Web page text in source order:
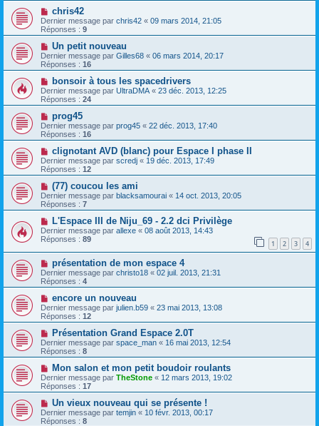
chris42
Dernier message par chris42 « 09 mars 2014, 21:05
Réponses : 9
Un petit nouveau
Dernier message par Gilles68 « 06 mars 2014, 20:17
Réponses : 16
bonsoir à tous les spacedrivers
Dernier message par UltraDMA « 23 déc. 2013, 12:25
Réponses : 24
prog45
Dernier message par prog45 « 22 déc. 2013, 17:40
Réponses : 16
clignotant AVD (blanc) pour Espace I phase II
Dernier message par scredj « 19 déc. 2013, 17:49
Réponses : 12
(77) coucou les ami
Dernier message par blacksamourai « 14 oct. 2013, 20:05
Réponses : 7
L'Espace III de Niju_69 - 2.2 dci Privilège
Dernier message par allexe « 08 août 2013, 14:43
Réponses : 89 1 2 3 4
présentation de mon espace 4
Dernier message par christo18 « 02 juil. 2013, 21:31
Réponses : 4
encore un nouveau
Dernier message par julien.b59 « 23 mai 2013, 13:08
Réponses : 12
Présentation Grand Espace 2.0T
Dernier message par space_man « 16 mai 2013, 12:54
Réponses : 8
Mon salon et mon petit boudoir roulants
Dernier message par TheStone « 12 mars 2013, 19:02
Réponses : 17
Un vieux nouveau qui se présente !
Dernier message par temjin « 10 févr. 2013, 00:17
Réponses : 8